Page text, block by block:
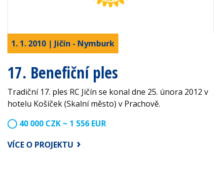
1. 1. 2010 | Jičín - Nymburk
17. Benefiční ples
Tradiční 17. ples RC Jičín se konal dne 25. února 2012 v
hotelu Košíček (Skalní město) v Prachově.
40 000 CZK ~ 1 556 EUR
VÍCE O PROJEKTU